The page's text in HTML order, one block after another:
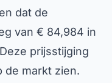
dat de
van € 84,984 in
prijsstijging
de markt zien.